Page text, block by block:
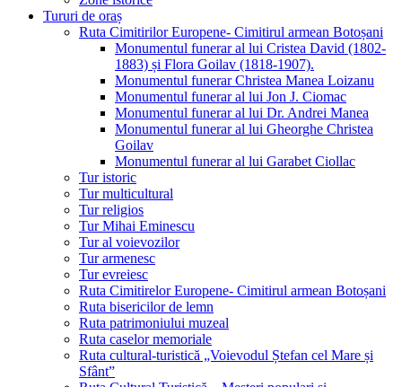
Tururi de oraș
Ruta Cimitirilor Europene- Cimitirul armean Botoșani
Monumentul funerar al lui Cristea David (1802-
1883) și Flora Goilav (1818-1907).
Monumentul funerar Christea Manea Loizanu
Monumentul funerar al lui Jon J. Ciomac
Monumentul funerar al lui Dr. Andrei Manea
Monumentul funerar al lui Gheorghe Christea
Goilav
Monumentul funerar al lui Garabet Ciollac
Tur istoric
Tur multicultural
Tur religios
Tur Mihai Eminescu
Tur al voievozilor
Tur armenesc
Tur evreiesc
Ruta Cimitirelor Europene- Cimitirul armean Botoșani
Ruta bisericilor de lemn
Ruta patrimoniului muzeal
Ruta caselor memoriale
Ruta cultural-turistică „Voievodul Ștefan cel Mare și
Sfânt”